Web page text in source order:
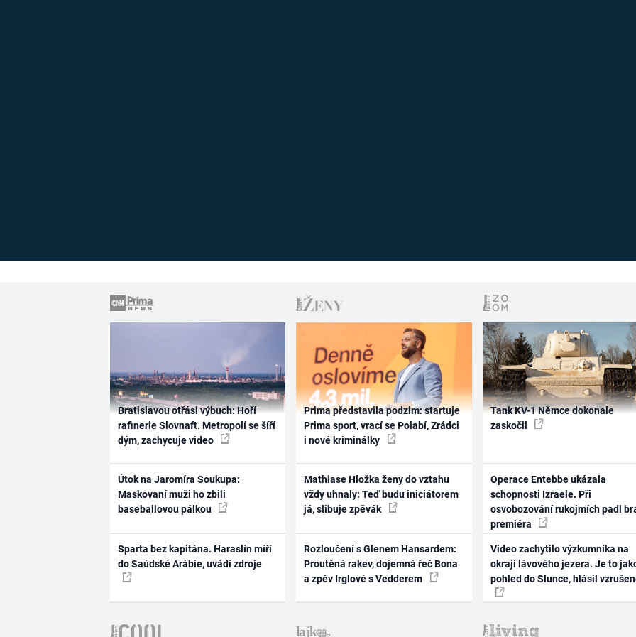
Bratislavou otřásl výbuch: Hoří
rafinerie Slovnaft. Metropolí se šíří
dým, zachycuje video
Útok na Jaromíra Soukupa:
Maskovaní muži ho zbili
baseballovou pálkou
Sparta bez kapitána. Haraslín míří
do Saúdské Arábie, uvádí zdroje
Prima představila podzim: startuje
Prima sport, vrací se Polabí, Zrádci
i nové kriminálky
Mathiase Hložka ženy do vztahu
vždy uhnaly: Teď budu iniciátorem
já, slibuje zpěvák
Rozloučení s Glenem Hansardem:
Proutěná rakev, dojemná řeč Bona
a zpěv Irglové s Vedderem
Tank KV-1 Němce dokonale
zaskočil
Operace Entebbe ukázala
schopnosti Izraele. Při
osvobozování rukojmích padl
premiéra
Video zachytilo výzkumníka na
okraji lávového jezera. Je to
pohled do Slunce, hlásil